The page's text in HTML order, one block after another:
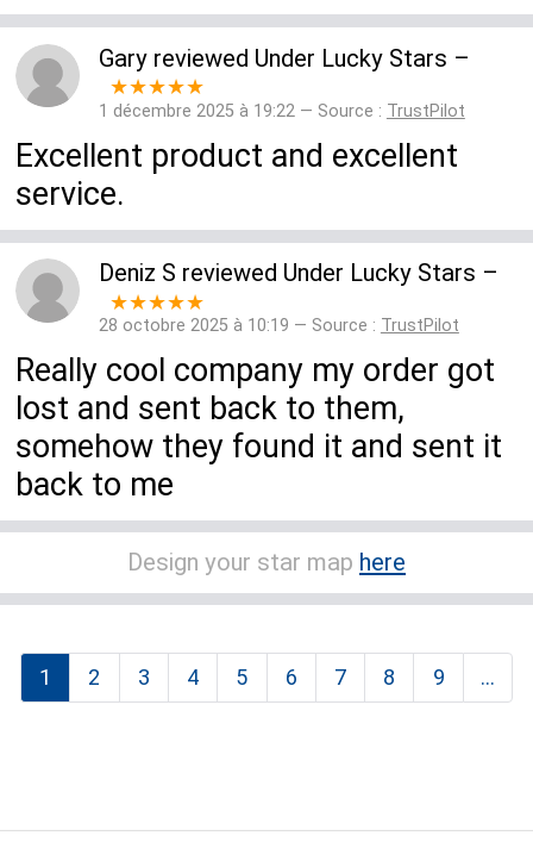
Garyreviewed Under Lucky Stars –
★★★★★
1 décembre 2025 à 19:22 — Source : TrustPilot
Excellent product and excellent
service.
Deniz S reviewed Under Lucky Stars –
★★★★★
28 octobre 2025 à 10:19 — Source : TrustPilot
Really cool company my order got
lost and sent back to them,
somehow they found it and sent it
back to me
Design your star map here
1 2 3 4 5 6 7 8 9 ...